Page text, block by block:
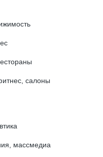
салоны
массмедиа